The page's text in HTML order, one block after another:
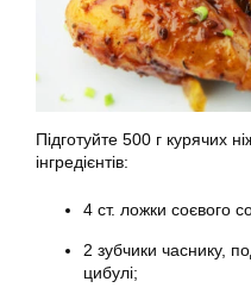
Підготуйте 500 г курячих
інгредієнтів:
4 ст. ложки соєвого
2 зубчики часнику,
цибулі;